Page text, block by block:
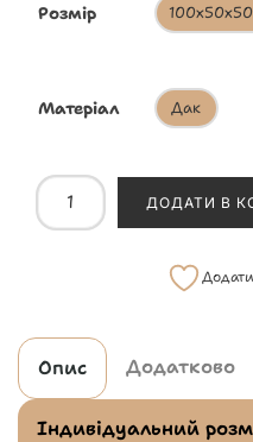
Розмір
Матеріал Дак
ДОДАТИ В
Опис Додатково
Індивідуальний